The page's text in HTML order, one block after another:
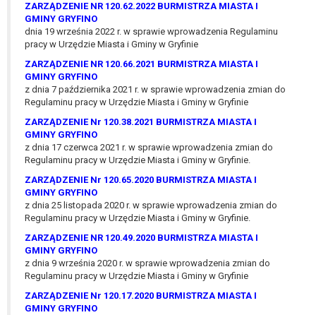
ZARZĄDZENIE NR 120.62.2022 BURMISTRZA MIASTA I
GMINY GRYFINO
dnia 19 września 2022 r. w sprawie wprowadzenia Regulaminu
pracy w Urzędzie Miasta i Gminy w Gryfinie
ZARZĄDZENIE NR 120.66.2021 BURMISTRZA MIASTA I
GMINY GRYFINO
z dnia 7 października 2021 r. w sprawie wprowadzenia zmian do
Regulaminu pracy w Urzędzie Miasta i Gminy w Gryfinie
ZARZĄDZENIE Nr 120.38.2021 BURMISTRZA MIASTA I
GMINY GRYFINO
z dnia 17 czerwca 2021 r. w sprawie wprowadzenia zmian do
Regulaminu pracy w Urzędzie Miasta i Gminy w Gryfinie.
ZARZĄDZENIE Nr 120.65.2020 BURMISTRZA MIASTA I
GMINY GRYFINO
z dnia 25 listopada 2020 r. w sprawie wprowadzenia zmian do
Regulaminu pracy w Urzędzie Miasta i Gminy w Gryfinie.
ZARZĄDZENIE NR 120.49.2020 BURMISTRZA MIASTA I
GMINY GRYFINO
z dnia 9 września 2020 r. w sprawie wprowadzenia zmian do
Regulaminu pracy w Urzędzie Miasta i Gminy w Gryfinie
ZARZĄDZENIE Nr 120.17.2020 BURMISTRZA MIASTA I
GMINY GRYFINO
W przypadku gdy przetwarzanie danych
osobowych odbywa się na podstawie zgody osoby
na przetwarzanie danych osobowych (art. 6 ust. 1
lit a RODO), przysługuje Pani/Panu prawo do
cofnięcia tej zgody w dowolnym momencie.
Cofnięcie to nie ma wpływu na zgodność
przetwarzania, którego dokonano na podstawie
zgody przed jej cofnięciem.
Przysługuje Pani/Panu prawo wniesienia skargi do
organu nadzorczego na niezgodne z prawem
przetwarzanie Pani/Pana danych osobowych
przez administratora.
Organem właściwym do wniesienia skargi jest
Prezes Urzędu Ochrony Danych Osobowych.
dane osobowe, podanie danych osobowych jest
dobrowolne albo jest wymogiem ustawowym lub
umownym.
Pani/Pana dane nie będą poddawane
zautomatyzowanemu podejmowaniu decyzji, w